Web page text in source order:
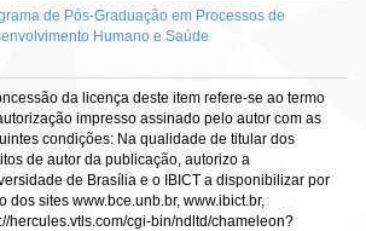
de Pós-Graduação em Processos de
Humano e Saúde
da licença deste item refere-se ao termo
impresso assinado pelo autor com as
condições: Na qualidade de titular dos
de autor da publicação, autorizo a
de Brasília e o IBICT a disponibilizar por
dos sites www.bce.unb.br, www.ibict.br,
hercules.vtls.com/cgi-bin/ndltd/chameleon?